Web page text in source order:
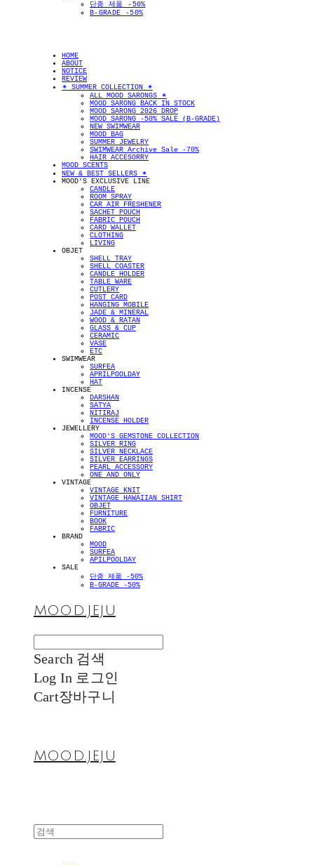
단종 제품 -50%
B-GRADE -50%
HOME
ABOUT
NOTICE
REVIEW
✴︎ SUMMER COLLECTION ✴︎
ALL MOOD SARONGS ✴︎
MOOD SARONG BACK IN STOCK
MOOD SARONG 2026 DROP
MOOD SARONG -50% SALE (B-GRADE)
NEW SWIMWEAR
MOOD BAG
SUMMER JEWELRY
SWIMWEAR Archive Sale -70%
HAIR ACCESORRY
MOOD SCENTS
NEW & BEST SELLERS ✴︎
MOOD'S EXCLUSIVE LINE
CANDLE
ROOM SPRAY
CAR AIR FRESHENER
SACHET POUCH
FABRIC POUCH
CARD WALLET
CLOTHING
LIVING
OBJET
SHELL TRAY
SHELL COASTER
CANDLE HOLDER
TABLE WARE
CUTLERY
POST CARD
HANGING MOBILE
JADE & MINERAL
WOOD & RATAN
GLASS & CUP
CERAMIC
VASE
ETC
SWIMWEAR
SURFEA
APRILPOOLDAY
HAT
INCENSE
DARSHAN
SATYA
NITIRAJ
INCENSE HOLDER
JEWELLERY
MOOD'S GEMSTONE COLLECTION
SILVER RING
SILVER NECKLACE
SILVER EARRINGS
PEARL ACCESSORY
ONE AND ONLY
VINTAGE
VINTAGE KNIT
VINTAGE HAWAIIAN SHIRT
OBJET
FURNITURE
BOOK
FABRIC
BRAND
MOOD
SURFEA
APILPOOLDAY
SALE
단종 제품 -50%
B-GRADE -50%
MOOD.JEJU
Search 검색
Log In 로그인
Cart장바구니
MOOD.JEJU